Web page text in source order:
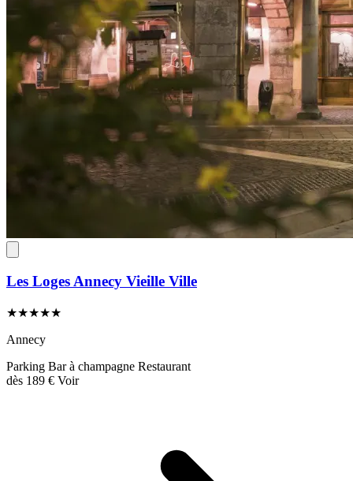
Les Loges Annecy Vieille Ville
★★★★★
Annecy
Parking Bar à champagne Restaurant
dès 189 € Voir